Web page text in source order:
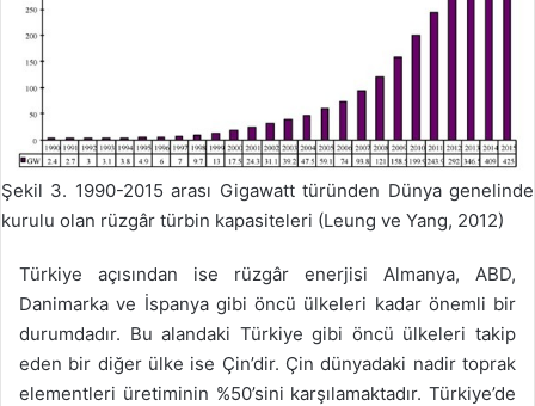
Şekil 3. 1990-2015 arası Gigawatt türünden Dünya genelinde
kurulu olan rüzgâr türbin kapasiteleri (Leung ve Yang, 2012)
Türkiye açısından ise rüzgâr enerjisi Almanya, ABD,
Danimarka ve İspanya gibi öncü ülkeleri kadar önemli bir
durumdadır. Bu alandaki Türkiye gibi öncü ülkeleri takip
eden bir diğer ülke ise Çin’dir. Çin dünyadaki nadir toprak
elementleri üretiminin %50’sini karşılamaktadır. Türkiye’de